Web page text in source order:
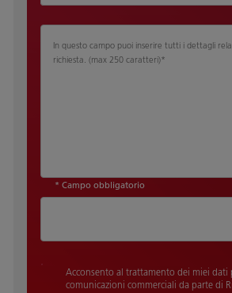
In questo campo puoi inserire tutti i dettagli
richiesta.​ (max 250 caratteri)*
* Campo obbligatorio
Acconsento al trattamento dei miei dati
comunicazioni commerciali da parte di